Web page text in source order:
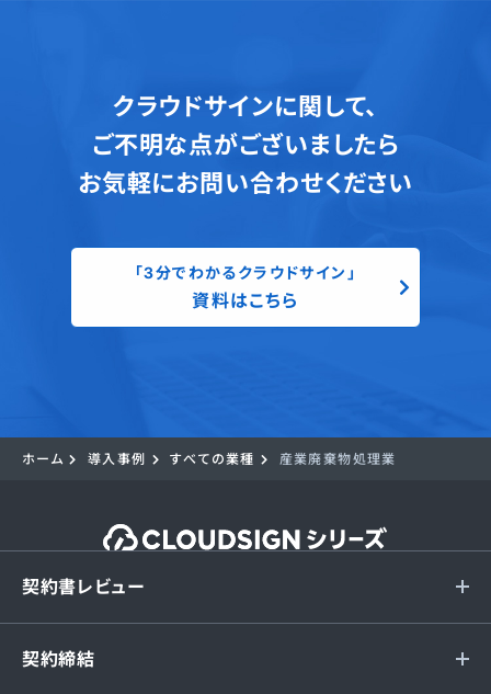
クラウドサインに関して、
ご不明な点がございましたら
お気軽にお問い合わせください
「3分でわかるクラウドサイン」
資料はこちら
ホーム 導入事例 すべての業種 産業廃棄物処理業
契約書レビュー
契約締結